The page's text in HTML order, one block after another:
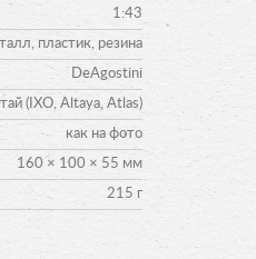
1:43
пластик, резина
DeAgostini
(IXO, Altaya, Atlas)
как на фото
160 × 100 × 55 мм
215 г